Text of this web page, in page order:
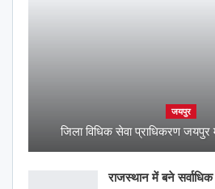
जयपुर
जिला विधिक सेवा प्राधिकरण जयपुर
राजस्थान में बने